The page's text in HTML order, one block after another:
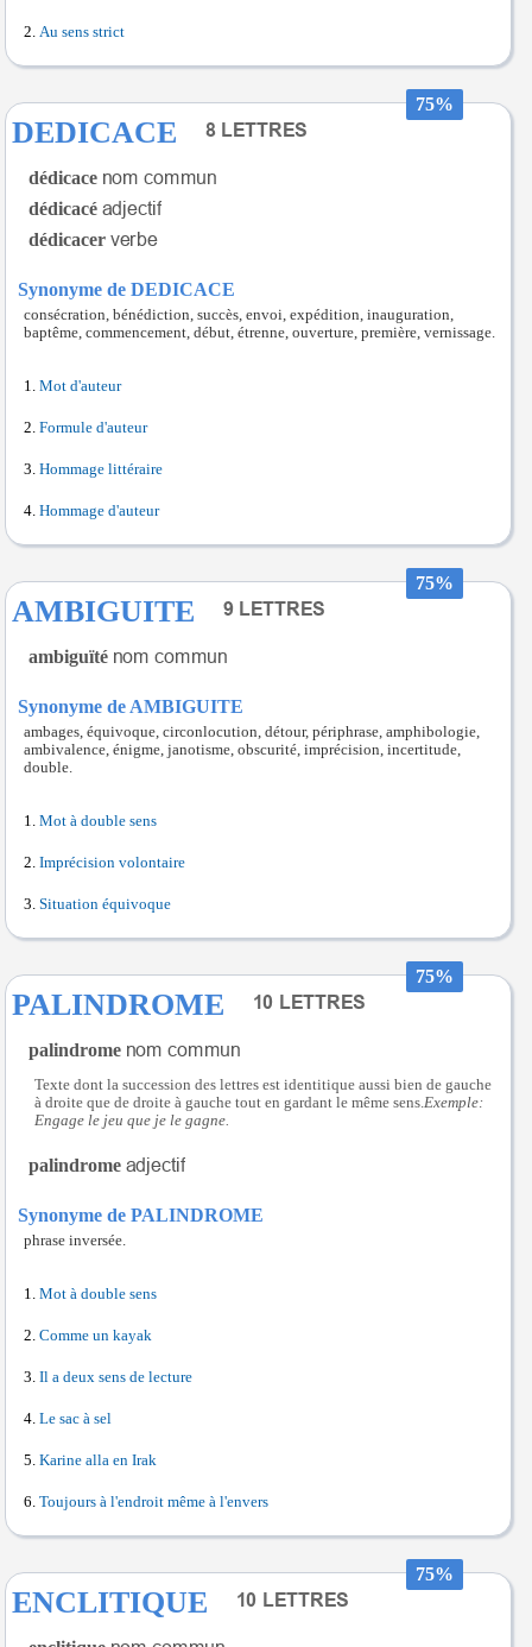
Au sens strict
75%
DEDICACE
dédicace
dédicacé
dédicacer
Synonyme de DEDICACE
consécration, bénédiction, succès, envoi, expédition, inauguration,
baptême, commencement, début, étrenne, ouverture, première, vernissage.
Mot d'auteur
Formule d'auteur
Hommage littéraire
Hommage d'auteur
75%
AMBIGUITE
ambiguïté
Synonyme de AMBIGUITE
ambages, équivoque, circonlocution, détour, périphrase, amphibologie,
ambivalence, énigme, janotisme, obscurité, imprécision, incertitude,
double.
Mot à double sens
Imprécision volontaire
Situation équivoque
75%
PALINDROME
palindrome
Texte dont la succession des lettres est identitique aussi bien de gauche
à droite que de droite à gauche tout en gardant le même sens. Exemple:
Engage le jeu que je le gagne.
palindrome
Synonyme de PALINDROME
phrase inversée.
Mot à double sens
Comme un kayak
Il a deux sens de lecture
Le sac à sel
Karine alla en Irak
Toujours à l'endroit même à l'envers
75%
ENCLITIQUE